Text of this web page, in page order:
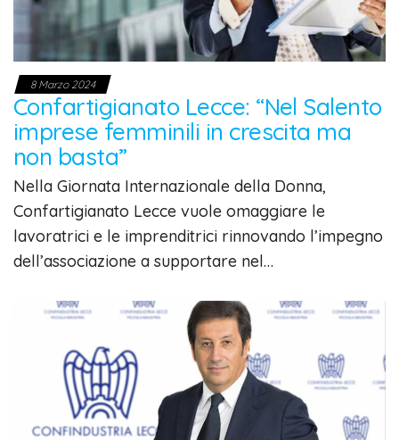
8 Marzo 2024
Confartigianato Lecce: “Nel Salento
imprese femminili in crescita ma
non basta”
Nella Giornata Internazionale della Donna,
Confartigianato Lecce vuole omaggiare le
lavoratrici e le imprenditrici rinnovando l’impegno
dell’associazione a supportare nel…